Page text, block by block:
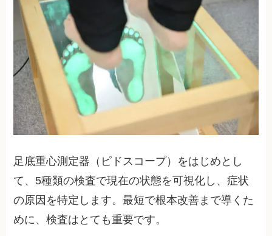
足底重心測定器（ピドスコープ）をはじめとし
て、5種類の検査で現在の状態を可視化し、症状
の原因を特定します。最短で根本改善まで導くた
めに、検査はとても重要です。